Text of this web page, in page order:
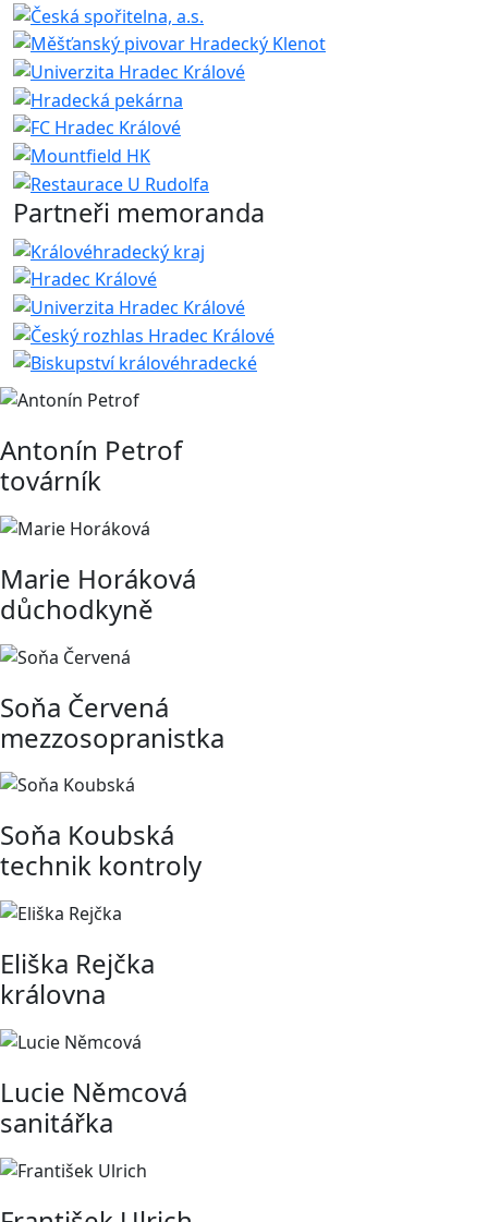
Partneři memoranda
Antonín Petrof
továrník
Marie Horáková
důchodkyně
Soňa Červená
mezzosopranistka
Soňa Koubská
technik kontroly
Eliška Rejčka
královna
Lucie Němcová
sanitářka